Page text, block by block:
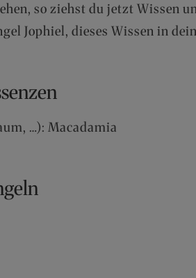
so ziehst du jetzt Wissen
Jophiel, dieses Wissen in
…): Macadamia